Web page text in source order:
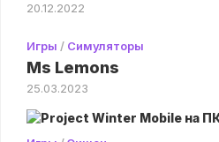
20.12.2022
Игры / Симуляторы
Ms Lemons
25.03.2023